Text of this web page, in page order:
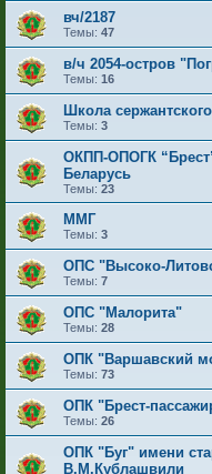
вч/2187
Темы: 47
в/ч 2054-остров
Темы: 16
Школа
Темы: 3
ОКПП-ОПОГК
Беларусь
Темы: 23
ММГ
Темы: 3
ОПС "Высоко-
Темы: 7
ОПС "Малорита"
Темы: 28
ОПК "Варшавский
Темы: 73
ОПК "Брест-
Темы: 26
ОПК "Буг" имени
В.М.Кублашвили